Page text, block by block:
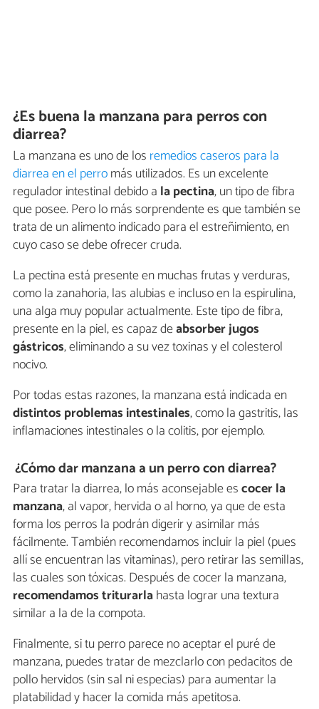
¿Es buena la manzana para perros con
diarrea?
La manzana es uno de los remedios caseros para la
diarrea en el perromás utilizados. Es un excelente
regulador intestinal debido a la pectina, un tipo de fibra
que posee. Pero lo más sorprendente es que también se
trata de un alimento indicado para el estreñimiento, en
cuyo caso se debe ofrecer cruda.
La pectina está presente en muchas frutas y verduras,
como la zanahoria, las alubias e incluso en la espirulina,
una alga muy popular actualmente. Este tipo de fibra,
presente en la piel, es capaz deabsorber jugos
gástricos, eliminando a su vez toxinas y el colesterol
nocivo.
Por todas estas razones, la manzana está indicada en
distintos problemas intestinales, como la gastritis, las
inflamaciones intestinales o la colitis, por ejemplo.
¿Cómo dar manzana a un perro con diarrea?
Para tratar la diarrea, lo más aconsejable escocer la
manzana, al vapor, hervida o al horno, ya que de esta
forma los perros la podrán digerir y asimilar más
fácilmente. También recomendamos incluir la piel (pues
allí se encuentran las vitaminas), pero retirar las semillas,
las cuales son tóxicas. Después de cocer la manzana,
recomendamos triturarlahasta lograr una textura
similar a la de la compota.
Finalmente, si tu perro parece no aceptar el puré de
manzana, puedes tratar de mezclarlo con pedacitos de
pollo hervidos (sin sal ni especias) para aumentar la
platabilidad y hacer la comida más apetitosa.